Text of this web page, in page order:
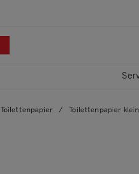
Toilettenpapier / Toilettenpapier